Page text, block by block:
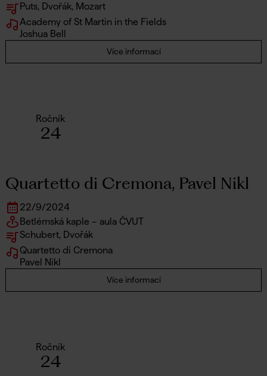
Puts, Dvořák, Mozart
Academy of St Martin in the Fields
Joshua Bell
Více informací
Ročník
24
Quartetto di Cremona, Pavel Nikl
22/9/2024
Betlémská kaple – aula ČVUT
Schubert, Dvořák
Quartetto di Cremona
Pavel Nikl
Více informací
Ročník
24